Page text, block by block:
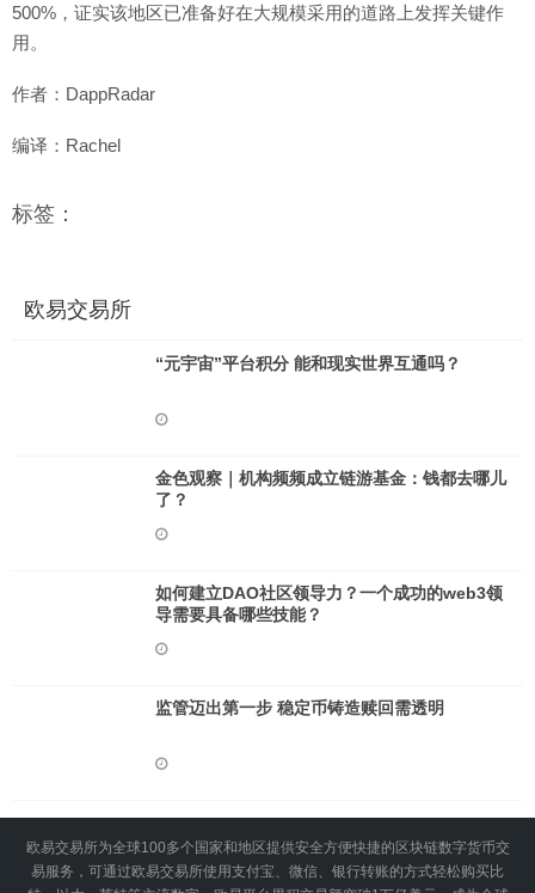
500%，证实该地区已准备好在大规模采用的道路上发挥关键作
用。
作者：DappRadar
编译：Rachel
标签：
欧易交易所
“元宇宙”平台积分 能和现实世界互通吗？
金色观察｜机构频频成立链游基金：钱都去哪儿
了？
如何建立DAO社区领导力？一个成功的web3领
导需要具备哪些技能？
监管迈出第一步 稳定币铸造赎回需透明
欧易交易所为全球100多个国家和地区提供安全方便快捷的区块链数字货币交
易服务，可通过欧易交易所使用支付宝、微信、银行转账的方式轻松购买比